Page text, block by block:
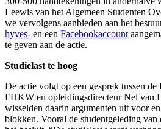
Leewis van het Algemeen Studenten
we vervolgens aanbieden aan het
hyves- en een Facebookaccount
te geven aan de actie.
Studielast te hoog
De actie volgt op een gesprek tussen de
FHKW en opleidingsdirecteur Nel van
wisselden daarin argumenten uit voor
blokken. Vooral de studentgeleding van